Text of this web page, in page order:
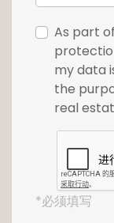
As part
my data
the
real
*必须填写